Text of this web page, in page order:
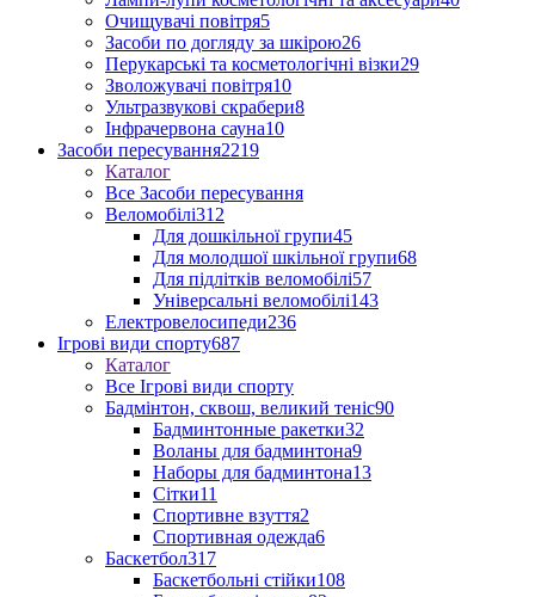
Очищувачі повітря5
Засоби по догляду за шкірою26
Перукарські та косметологічні візки29
Зволожувачі повітря10
Ультразвукові скрабери8
Інфрачервона сауна10
Засоби пересування2219
Каталог
Все Засоби пересування
Веломобілі312
Для дошкільної групи45
Для молодшої шкільної групи68
Для підлітків веломобілі57
Універсальні веломобілі143
Електровелосипеди236
Ігрові види спорту687
Каталог
Все Ігрові види спорту
Бадмінтон, сквош, великий теніс90
Бадминтонные ракетки32
Воланы для бадминтона9
Наборы для бадминтона13
Сітки11
Спортивне взуття2
Спортивная одежда6
Баскетбол317
Баскетбольні стійки108